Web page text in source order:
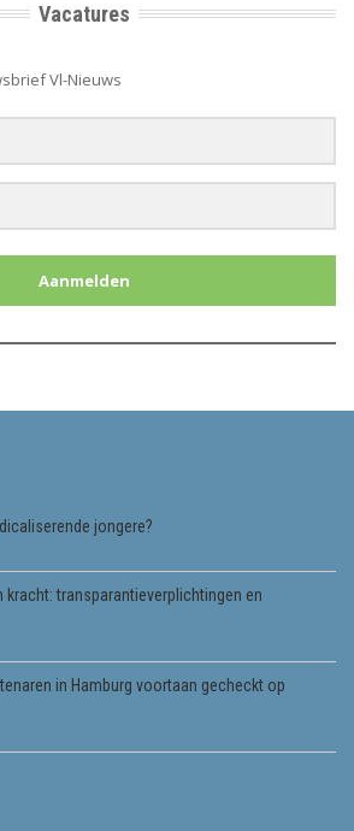
Vacatures
Vl-Nieuws
Aanmelden
jongere?
kracht: transparantieverplichtingen en
in Hamburg voortaan gecheckt op